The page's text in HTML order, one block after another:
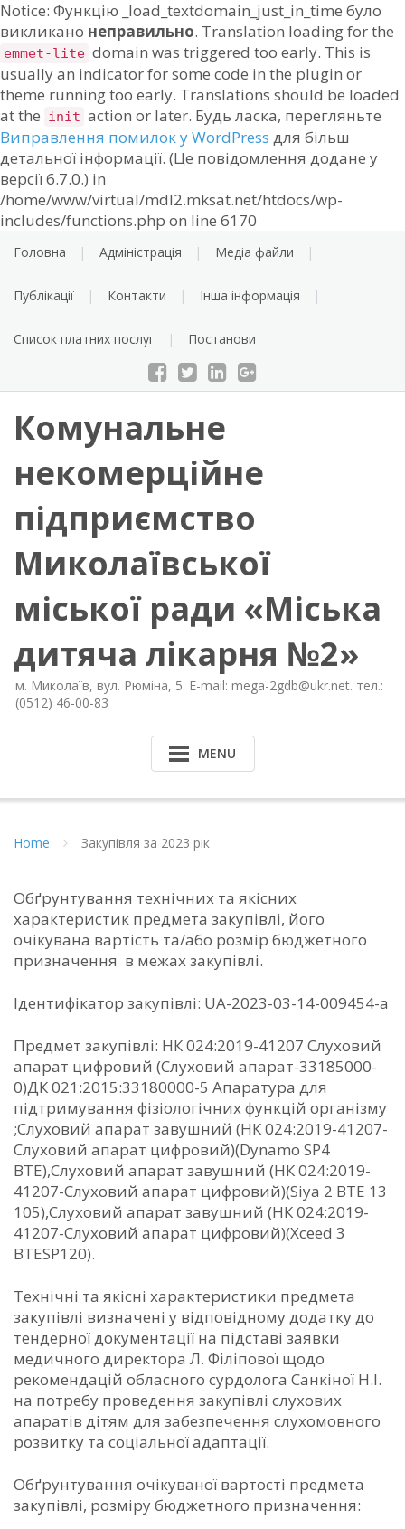
Notice: Функцію _load_textdomain_just_in_time було
викликано неправильно. Translation loading for the
emmet-lite domain was triggered too early. This is
usually an indicator for some code in the plugin or
theme running too early. Translations should be loaded
at the init action or later. Будь ласка, перегляньте
Виправлення помилок у WordPress для більш
детальної інформації. (Це повідомлення додане у
версії 6.7.0.) in
/home/www/virtual/mdl2.mksat.net/htdocs/wp-
includes/functions.php on line 6170
content
Головна Адміністрація Медіа файли
Публікації Контакти Інша інформація
Список платних послуг Постанови
Комунальне
некомерційне
підприємство
Миколаївської
міської ради «Міська
дитяча лікарня №2»
м. Миколаїв, вул. Рюміна, 5. E-mail: mega-2gdb@ukr.net. тел.:
(0512) 46-00-83
MENU
Home Закупівля за 2023 рік
Обґрунтування технічних та якісних
характеристик предмета закупівлі, його
очікувана вартість та/або розмір бюджетного
призначення в межах закупівлі.
Ідентифікатор закупівлі: UA-2023-03-14-009454-a
Предмет закупівлі: НК 024:2019-41207 Слуховий
апарат цифровий (Слуховий апарат-33185000-
0)ДК 021:2015:33180000-5 Апаратура для
підтримування фізіологічних функцій організму
;Слуховий апарат завушний (НК 024:2019-41207-
Слуховий апарат цифровий)(Dynamo SP4
BTE),Слуховий апарат завушний (НК 024:2019-
41207-Слуховий апарат цифровий)(Siya 2 BTE 13
105),Слуховий апарат завушний (НК 024:2019-
41207-Слуховий апарат цифровий)(Xceed 3
BTESP120).
Технічні та якісні характеристики предмета
закупівлі визначені у відповідному додатку до
тендерної документації на підставі заявки
медичного директора Л. Філіпової щодо
рекомендацій обласного сурдолога Санкіної Н.І.
на потребу проведення закупівлі слухових
апаратів дітям для забезпечення слухомовного
розвитку та соціальної адаптації.
Обґрунтування очікуваної вартості предмета
закупівлі, розміру бюджетного призначення: